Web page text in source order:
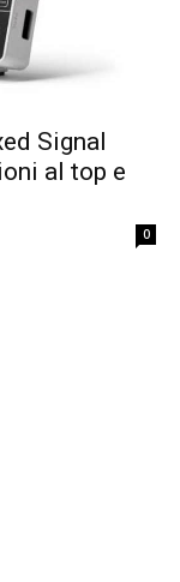
Signal
al top e
0